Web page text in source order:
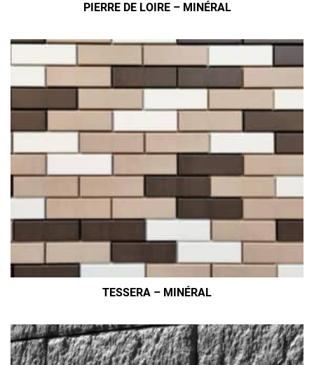
PIERRE DE LOIRE – MINÉRAL
TESSERA – MINÉRAL